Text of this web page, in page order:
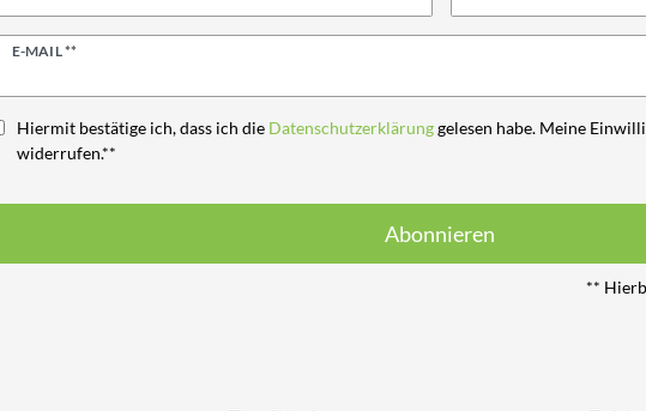
E-MAIL **
Newsletter
Hiermit bestätige ich, dass ich die Daten­schutz­erklärunggelesen habe. Meine
widerrufen.**
Abonnieren
**